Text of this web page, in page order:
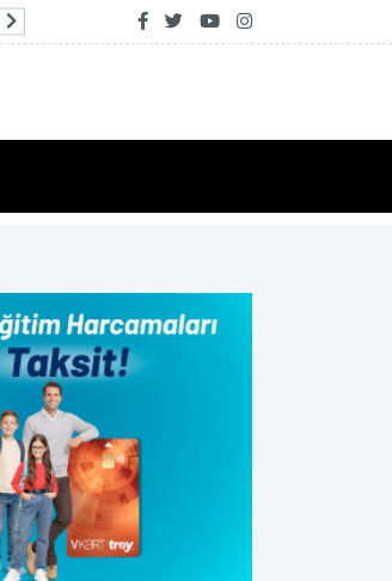
2026 Air Badminton Türkiye Şampiyonası